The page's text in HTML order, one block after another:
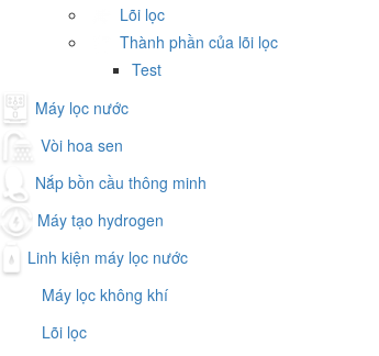
Lõi lọc
Thành phần của lõi lọc
Test
Máy lọc nước
Vòi hoa sen
Nắp bồn cầu thông minh
Máy tạo hydrogen
Linh kiện máy lọc nước
Máy lọc không khí
Lõi lọc